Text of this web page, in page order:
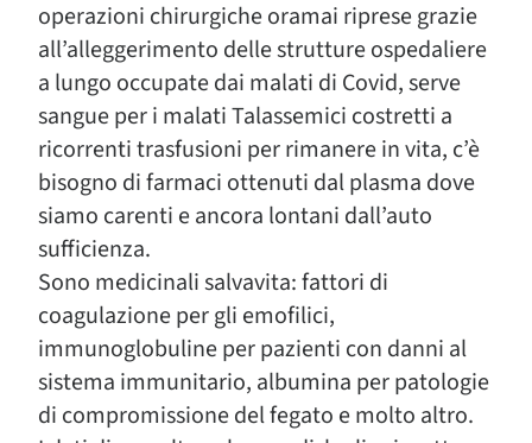
operazioni chirurgiche oramai riprese grazie
all’alleggerimento delle strutture ospedaliere
a lungo occupate dai malati di Covid, serve
sangue per i malati Talassemici costretti a
ricorrenti trasfusioni per rimanere in vita, c’è
bisogno di farmaci ottenuti dal plasma dove
siamo carenti e ancora lontani dall’auto
sufficienza.
Sono medicinali salvavita: fattori di
coagulazione per gli emofilici,
immunoglobuline per pazienti con danni al
sistema immunitario, albumina per patologie
di compromissione del fegato e molto altro.